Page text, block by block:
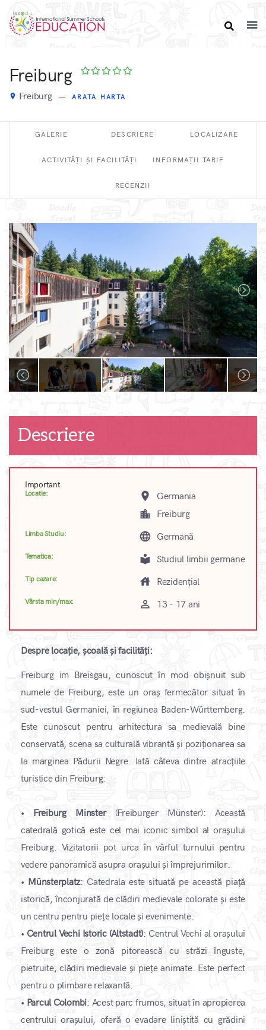
Freiburg
place Freiburg ARATA HARTA
GALERIE DESCRIERE LOCALIZARE
ACTIVITĂȚI ȘI FACILITĂȚI INFORMAȚII TARIF
RECENZII
Descriere
Important
Locatie: place Germania
location_city Freiburg
Limba Studiu: language Germană
Tematica: local_library Studiul limbii germane
Tip cazare: house Rezidențial
Vârsta min/max: perm_identity 13 - 17 ani
Despre locație, școală și facilități:
Freiburg im Breisgau, cunoscut în mod obișnuit sub
numele de Freiburg, este un oraș fermecător situat în
sud-vestul Germaniei, în regiunea Baden-Württemberg.
Este cunoscut pentru arhitectura sa medievală bine
conservată, scena sa culturală vibrantă și poziționarea sa
la marginea Pădurii Negre. Iată câteva dintre atracțiile
turistice din Freiburg:
• Freiburg Minster(Freiburger Münster): Această
catedrală gotică este cel mai iconic simbol al orașului
Freiburg. Vizitatorii pot urca în vârful turnului pentru
vedere panoramică asupra orașului și împrejurimilor.
• Münsterplatz: Catedrala este situată pe această piață
istorică, înconjurată de clădiri medievale colorate și este
un centru pentru piețe locale și evenimente.
• Centrul Vechi Istoric (Altstadt): Centrul Vechi al orașului
Freiburg este o zonă pitorească cu străzi înguste,
pietruite, clădiri medievale și piețe animate. Este perfect
pentru o plimbare relaxantă.
• Parcul Colombi: Acest parc frumos, situat în apropierea
centrului orașului, oferă o evadare liniștită cu grădini